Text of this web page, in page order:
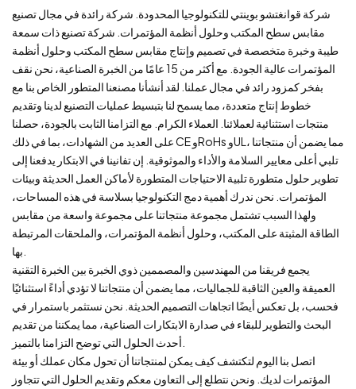
شركة قوانغتشو بوينتي للتكنولوجيا المحدودة. شركة رائدة في مجال تصنيع
مقابس سطح المكتب وحلول أنظمة المؤتمرات. شركة تصنيع ذات سمعة
طيبة وخبرة متخصصة في تصميم وإنتاج مقابس سطح المكتب وحلول أنظمة
المؤتمرات عالية الجودة. مع أكثر من 15 عامًا من الخبرة الصناعية، نحن نقف
بفخر كمزود رائد في مجال عملنا. لقد أنشأنا مصنعنا المتطور الخاص بنا مع
خطوط إنتاج متعددة، مما يسمح لنا بتبسيط عمليات التصنيع لدينا وتقديم
منتجات استثنائية لعملائنا. العملاء الكرام. مع التزامنا الثابت بالجودة، حصلنا
على العديد من الشهادات، بما في ذلك CE وRoHs وUL، مما يضمن أن منتجاتنا
تلبي أعلى معايير السلامة والأداء والموثوقية. إن تفانينا في الابتكار يدفعنا إلى
تطوير حلول متطورة تلبية الاحتياجات المتطورة لأماكن العمل الحديثة وبيئات
المؤتمرات. نحن ندرك أهمية دمج التكنولوجيا بسلاسة في هذه المساحات،
ولهذا السبب تشتمل مجموعة منتجاتنا على مجموعة واسعة من مقابس
الطاقة المثبتة على المكتب، وحلول أنظمة المؤتمرات، والملحقات المرتبطة
يجمع فريقنا من المهندسين والمصممين ذوي الخبرة بين الخبرة التقنية
العميقة والعين الثاقبة للجماليات، مما يضمن أن منتجاتنا لا تؤدي أداءً استثنائيًا
فحسب، بل تعكس أيضًا اتجاهات التصميم الحديثة. نحن نستثمر باستمرار في
البحث والتطوير للبقاء في صدارة الابتكارات الصناعية، مما يمكننا من تقديم
اتصل بنا اليوم لتكتشف كيف يمكن لمنتجاتنا أن تحول مكان عملك أو بيئة
المؤتمرات لديك. ونحن نتطلع إلى التعاون معكم وتقديم الحلول التي تتجاوز